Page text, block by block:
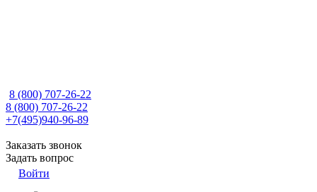
8 (800) 707-26-22
8 (800) 707-26-22
+7(495)940-96-89
Заказать звонок
Задать вопрос
Войти